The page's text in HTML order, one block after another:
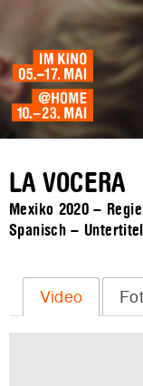
LA VOCERA
Mexiko 2020 –
Spanisch –
Video